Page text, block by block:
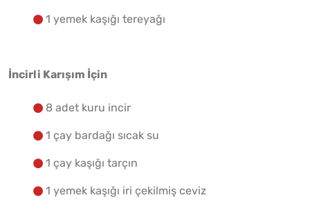
1 yemek kaşığı tereyağı
İncirli Karışım İçin
8 adet kuru incir
1 çay bardağı sıcak su
1 çay kaşığı tarçın
1 yemek kaşığı iri çekilmiş ceviz